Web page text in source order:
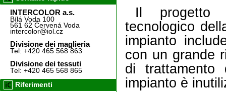
Il progetto
tecnologico
impianto
con un grande
di trattamento
impianto è
INTERCOLOR a.s.
Bílá Voda 100
561 62 Červená Voda
intercolor@iol.cz
Divisione dei maglieria
Tel: +420 465 568 863
Divisione dei tessuti
Tel: +420 465 568 865
Riferimenti